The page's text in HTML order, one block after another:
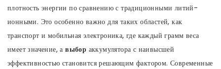
плотность энергии по сравнению с традиционными литий-
ионными. Это особенно важно для таких областей, как
транспорт и мобильная электроника, где каждый грамм веса
имеет значение, авыбор аккумулятора с наивысшей
эффективностью становится решающим фактором. Современные